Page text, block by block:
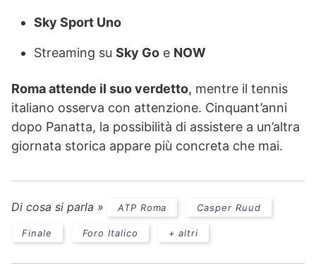
Sky Sport Uno
Streaming su Sky Go e NOW
Roma attende il suo verdetto, mentre il tennis
italiano osserva con attenzione. Cinquant’anni
dopo Panatta, la possibilità di assistere a un’altra
giornata storica appare più concreta che mai.
Di cosa si parla » ATP Roma Casper Ruud
Finale Foro Italico + altri